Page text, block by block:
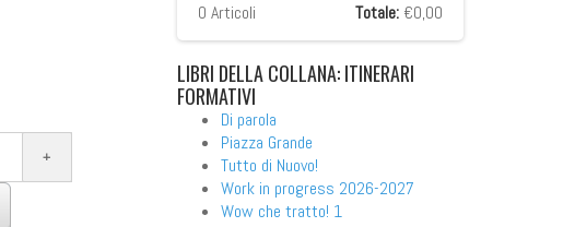
0 Articoli Totale: €0,00
LIBRI DELLA COLLANA: ITINERARI
FORMATIVI
Di parola
Piazza Grande
Tutto di Nuovo!
Work in progress 2026-2027
Wow che tratto! 1